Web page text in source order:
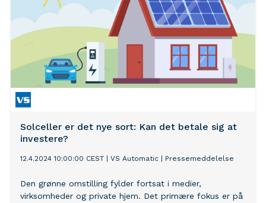
Solceller er det nye sort: Kan det betale sig at
investere?
12.4.2024 10:00:00 CEST VS Automatic Pressemeddelelse
Den grønne omstilling fylder fortsat i medier,
virksomheder og private hjem. Det primære fokus er på